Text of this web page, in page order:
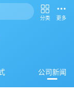
分类 更多
公司新闻